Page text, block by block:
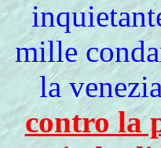
mille
la
contro la